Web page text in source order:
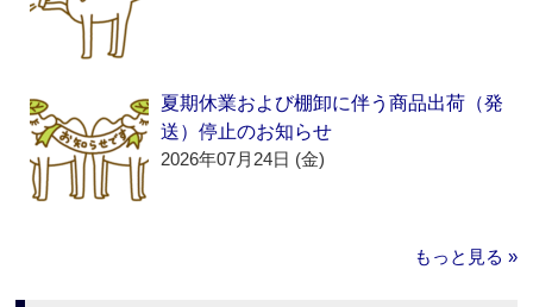
夏期休業および棚卸に伴う商品出荷（発
送）停止のお知らせ
2026年07月24日 (金)
もっと見る »